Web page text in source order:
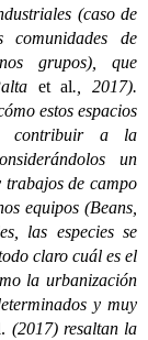
(caso de
comunidades de
grupos), que
et al., 2017).
estos espacios
contribuir a la
un
de campo
equipos (Beans,
las especies se
claro cuál es el
la urbanización
y muy
(2017) resaltan la